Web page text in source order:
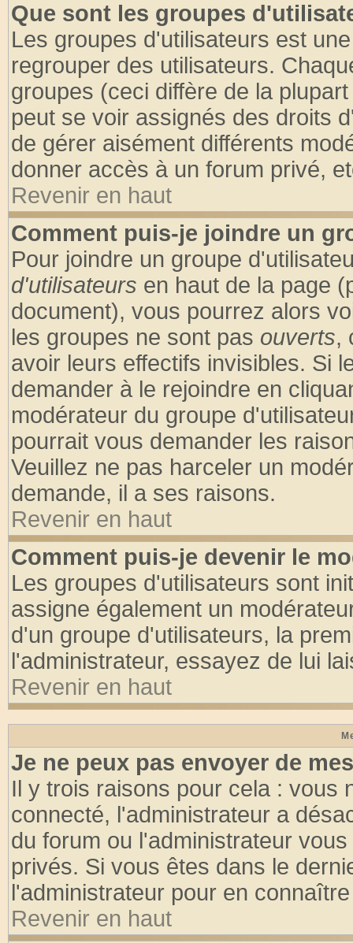
Que sont les groupes
Les groupes d'utilisateurs est
regrouper des utilisateurs.
groupes (ceci diffère de la
peut se voir assignés des droits
de gérer aisément différents
donner accès à un forum privé,
Revenir en haut
Comment puis-je joindre un
Pour joindre un groupe
d'utilisateurs en haut de la page
document), vous pourrez alors
les groupes ne sont pas ouverts,
avoir leurs effectifs invisibles. Si
demander à le rejoindre en
modérateur du groupe
pourrait vous demander les
Veuillez ne pas harceler un
demande, il a ses raisons.
Revenir en haut
Comment puis-je devenir le
Les groupes d'utilisateurs sont
assigne également un
d'un groupe d'utilisateurs, la
l'administrateur, essayez de lui
Revenir en haut
Je ne peux pas envoyer de
Il y trois raisons pour cela : vous
connecté, l'administrateur a
du forum ou l'administrateur
privés. Si vous êtes dans le
l'administrateur pour en
Revenir en haut